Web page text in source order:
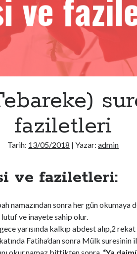
faziletleri
Tarih: 13/05/2018 | Yazar:admin
ve faziletleri:
namazından sonra her gün okumaya
lutuf ve inayete sahip olur.
yarısında kalkıp abdest alıp,2
Fatiha’dan sonra Mülk suresinin